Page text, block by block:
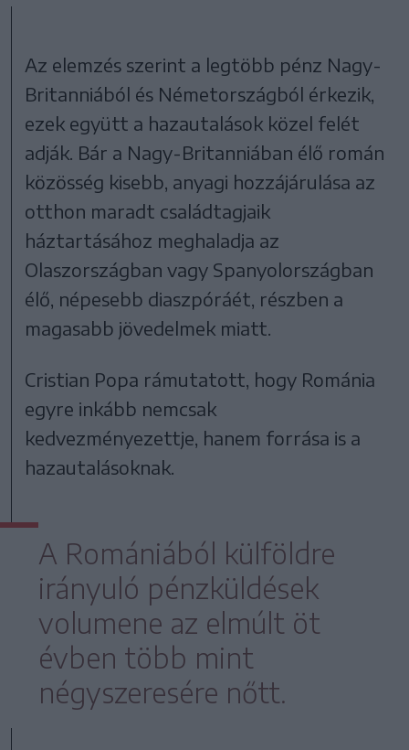
Az elemzés szerint a legtöbb pénz Nagy-
Britanniából és Németországból érkezik,
ezek együtt a hazautalások közel felét
adják. Bár a Nagy-Britanniában élő román
közösség kisebb, anyagi hozzájárulása az
otthon maradt családtagjaik
háztartásához meghaladja az
Olaszországban vagy Spanyolországban
élő, népesebb diaszpóráét, részben a
magasabb jövedelmek miatt.
Cristian Popa rámutatott, hogy Románia
egyre inkább nemcsak
kedvezményezettje, hanem forrása is a
hazautalásoknak.
A Romániából külföldre
irányuló pénzküldések
volumene az elmúlt öt
évben több mint
négyszeresére nőtt.